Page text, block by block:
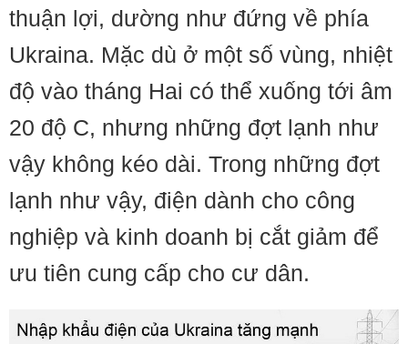
thuận lợi, dường như đứng về phía
Ukraina. Mặc dù ở một số vùng, nhiệt
độ vào tháng Hai có thể xuống tới âm
20 độ C, nhưng những đợt lạnh như
vậy không kéo dài. Trong những đợt
lạnh như vậy, điện dành cho công
nghiệp và kinh doanh bị cắt giảm để
ưu tiên cung cấp cho cư dân.